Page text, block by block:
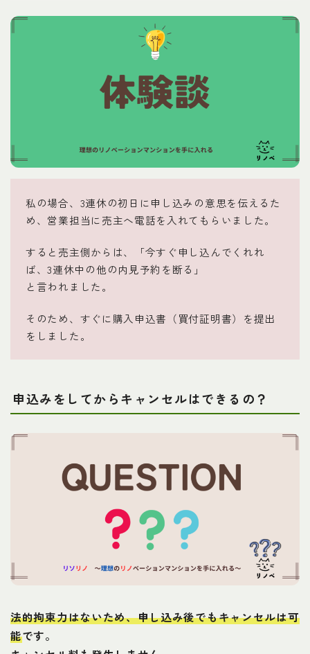
私の場合、3連休の初日に申し込みの意思を伝えるた
め、営業担当に売主へ電話を入れてもらいました。
すると売主側からは、「今すぐ申し込んでくれれ
ば、3連休中の他の内見予約を断る」
と言われました。
そのため、すぐに購入申込書（買付証明書）を提出
をしました。
申込みをしてからキャンセルはできるの？
法的拘束力はないため、申し込み後でもキャンセルは可
能です。